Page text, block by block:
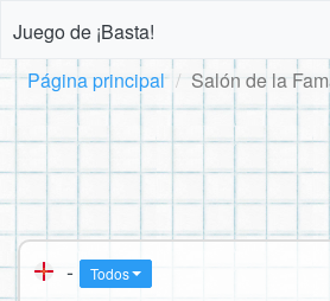
Juego de ¡Basta!
Página principal Salón de la
- Todos